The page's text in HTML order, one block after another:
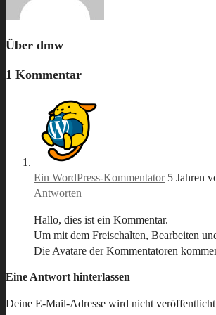
Über dmw
1 Kommentar
Ein WordPress-Kommentator 5 Jahren
Antworten
Hallo, dies ist ein Kommentar.
Um mit dem Freischalten, Bearbeiten
Die Avatare der Kommentatoren
Eine Antwort hinterlassen
Deine E-Mail-Adresse wird nicht